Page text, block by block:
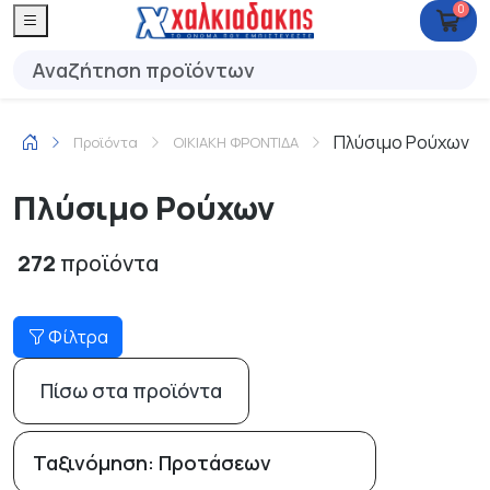
0
Προϊόντα ΟΙΚΙΑΚΗ ΦΡΟΝΤΙΔΑ Πλύσιμο Ρούχων
Πλύσιμο Ρούχων
272 προϊόντα
Φίλτρα
Πίσω στα προϊόντα